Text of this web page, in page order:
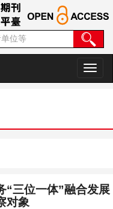
切
换
“三位一体”融合发展
对象